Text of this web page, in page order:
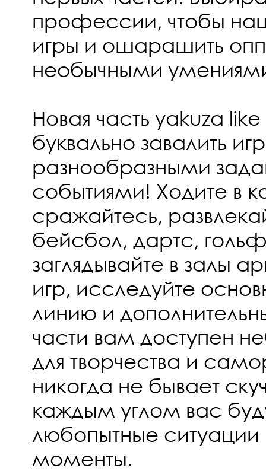
профессии, чтобы
игры и ошарашить
необычными
Новая часть yakuza
буквально завалить
разнообразными
событиями! Ходите в
сражайтесь,
бейсбол, дартс,
заглядывайте в залы
игр, исследуйте
линию и
части вам доступен
для творчества и
никогда не бывает
каждым углом вас
любопытные ситуации
моменты.